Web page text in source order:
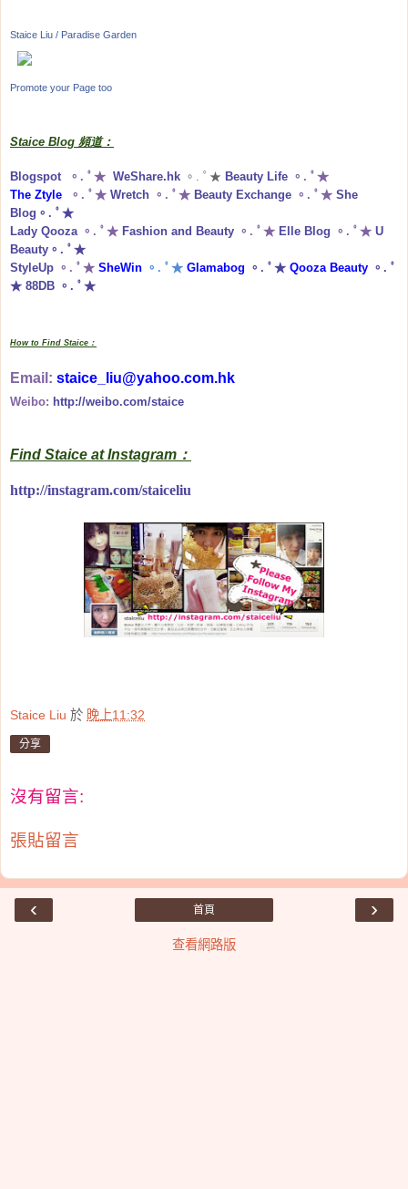
Staice Liu / Paradise Garden
Promote your Page too
Staice Blog 頻道：
Blogspot 。. ﾟ★ WeShare.hk 。. ﾟ★ Beauty Life 。. ﾟ★
The Ztyle
。. ﾟ★ Wretch 。. ﾟ★ Beauty Exchange 。. ﾟ★ She
Blog 。. ﾟ★
Lady Qooza 。. ﾟ★ Fashion and Beauty 。. ﾟ★ Elle Blog 。. ﾟ★ U
Beauty 。. ﾟ★
StyleUp 。. ﾟ★ SheWin 。. ﾟ★ Glamabog 。. ﾟ★ Qooza Beauty 。. ﾟ
★ 88DB 。. ﾟ★
How to Find Staice：
Email: staice_liu@yahoo.com.hk
Weibo: http://weibo.com/staice
Find Staice at Instagram：
http://instagram.com/staiceliu
Staice Liu 於 晚上11:32
分享
沒有留言:
張貼留言
‹ ›
首頁
查看網路版